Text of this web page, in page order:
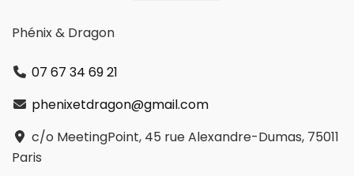
Phénix & Dragon
07 67 34 69 21
phenixetdragon@gmail.com
c/o MeetingPoint, 45 rue Alexandre-Dumas, 75011
Paris